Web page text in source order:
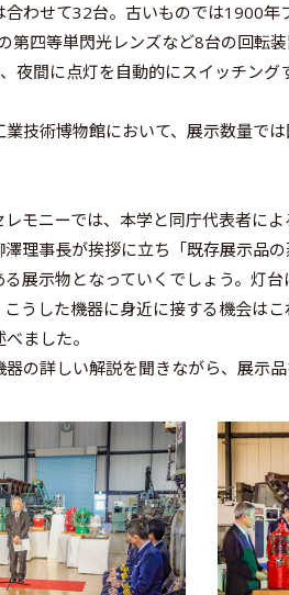
わせて32台。古いものでは1900年
第四等単閃光レンズなど8台の回転
夜間に点灯を自動的にスイッチン
技術博物館において、展示数量で
モニーでは、本学と同庁代表者に
理事長が挨拶に立ち「既存展示品
展示物となっていくでしょう。灯
うした機器に身近に接する機会は
ました。
の詳しい解説を聞きながら、展示品